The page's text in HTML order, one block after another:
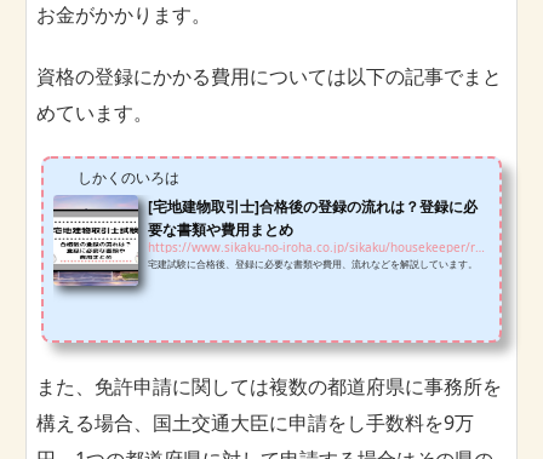
お金がかかります。
資格の登録にかかる費用については以下の記事でまと
めています。
しかくのいろは
[宅地建物取引士]合格後の登録の流れは？登録に必
要な書類や費用まとめ
https://www.sikaku-no-iroha.co.jp/sikaku/housekeeper/registration-hk
宅建試験に合格後、登録に必要な書類や費用、流れなどを解説しています。
また、免許申請に関しては複数の都道府県に事務所を
構える場合、国土交通大臣に申請をし手数料を9万